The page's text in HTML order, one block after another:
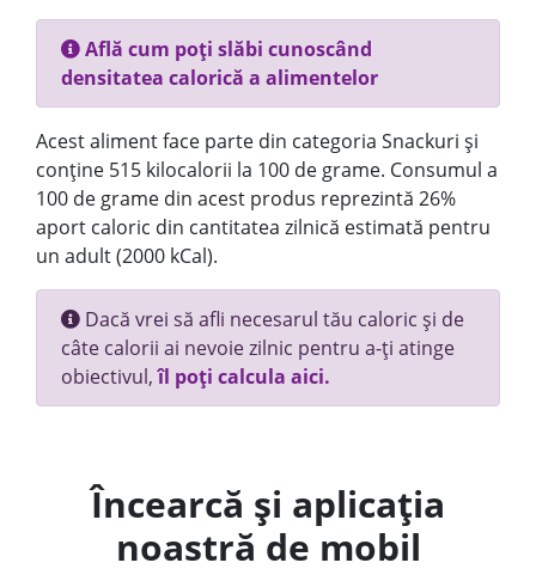
Află cum poți slăbi cunoscând
densitatea calorică a alimentelor
Acest aliment face parte din categoria Snackuri și
conține 515 kilocalorii la 100 de grame. Consumul a
100 de grame din acest produs reprezintă 26%
aport caloric din cantitatea zilnică estimată pentru
un adult (2000 kCal).
Dacă vrei să afli necesarul tău caloric și de
câte calorii ai nevoie zilnic pentru a-ți atinge
obiectivul,îl poți calcula aici.
Încearcă și aplicația
noastră de mobil